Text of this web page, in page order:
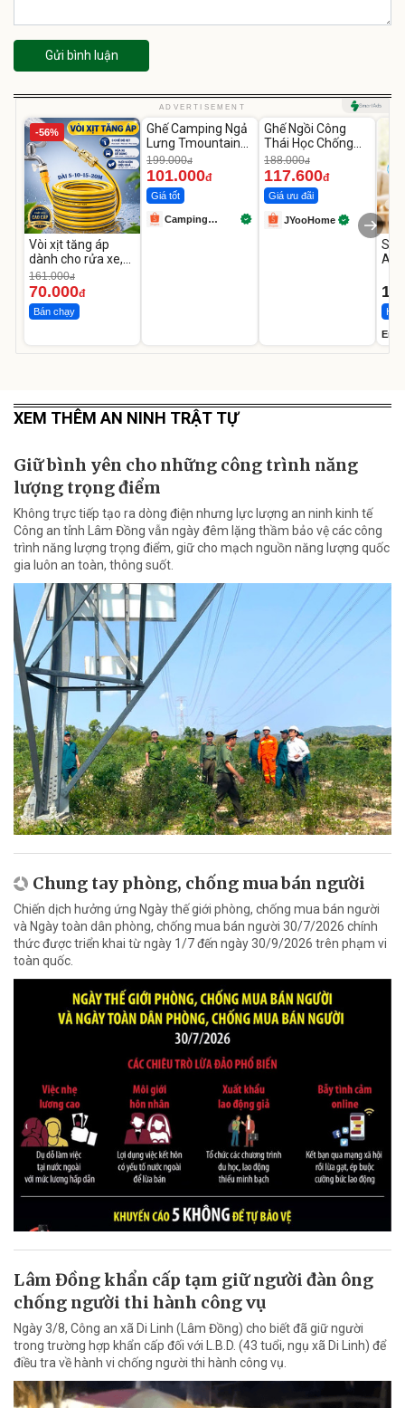
Gửi bình luận
ADVERTISEMENT
-56%
Vòi xịt tăng áp
dành cho rửa xe,
tưới cây
161.000đ
70.000đ
Bán chạy
-49%
Unmute
Ghế Camping Ngả
Lưng Tmountain
Gấp Gọn
199.000đ
101.000đ
Giá tốt
Camping
-37%
Ghế Ngồi Công
Thái Học Chống
Mỏi Lưng
188.000đ
117.600đ
Giá ưu đãi
JYooHome
XEM THÊM AN NINH TRẬT TỰ
Giữ bình yên cho những công trình năng
lượng trọng điểm
Không trực tiếp tạo ra dòng điện nhưng lực lượng an ninh kinh tế
Công an tỉnh Lâm Đồng vẫn ngày đêm lặng thầm bảo vệ các công
trình năng lượng trọng điểm, giữ cho mạch nguồn năng lượng quốc
gia luôn an toàn, thông suốt.
Chung tay phòng, chống mua bán người
Chiến dịch hưởng ứng Ngày thế giới phòng, chống mua bán người
và Ngày toàn dân phòng, chống mua bán người 30/7/2026 chính
thức được triển khai từ ngày 1/7 đến ngày 30/9/2026 trên phạm vi
toàn quốc.
Lâm Đồng khẩn cấp tạm giữ người đàn ông
chống người thi hành công vụ
Ngày 3/8, Công an xã Di Linh (Lâm Đồng) cho biết đã giữ người
trong trường hợp khẩn cấp đối với L.B.D. (43 tuổi, ngụ xã Di Linh) để
điều tra về hành vi chống người thi hành công vụ.